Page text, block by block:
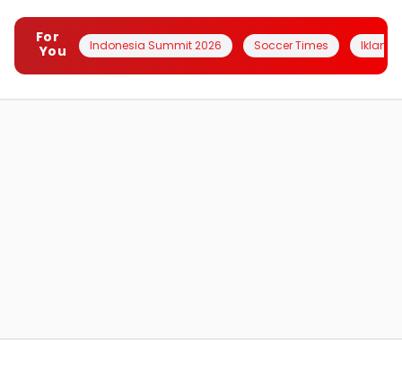
For
You
Indonesia Summit 2026 Soccer Times Iklanin